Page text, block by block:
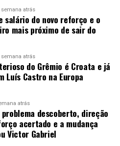
semana atrás
salário do novo reforço e o
mais próximo de sair do
semana atrás
do Grêmio é Croata e já
Luís Castro na Europa
atrás
problema descoberto, direção
acertado e a mudança
Victor Gabriel